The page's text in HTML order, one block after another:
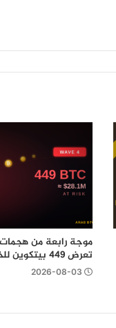
العملات الرقمية “Staking” عبر شراكة مع
تعرض 449 بيتكوين للخطر
2026-08-03